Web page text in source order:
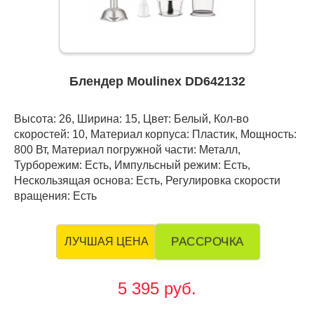
Блендер Moulinex DD642132
Высота: 26, Ширина: 15, Цвет: Белый, Кол-во
скоростей: 10, Материал корпуса: Пластик, Мощность:
800 Вт, Материал погружной части: Металл,
Турборежим: Есть, Импульсный режим: Есть,
Нескользящая основа: Есть, Регулировка скорости
вращения: Есть
ЛУЧШАЯ ЦЕНА РАССРОЧКА
5 395 руб.